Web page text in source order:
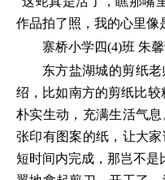
作品拍了照，我的心里像
寨桥小学四(4)班 朱
东方盐湖城的剪纸
绍，比如南方的剪纸比
朴实生动，充满生活气
张印有图案的纸，让大
短时间内完成，那岂不是